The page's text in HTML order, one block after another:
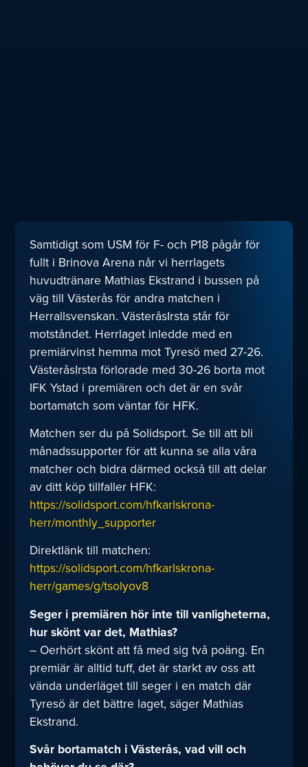
Samtidigt som USM för F- och P18 pågår för
fullt i Brinova Arena når vi herrlagets
huvudtränare Mathias Ekstrand i bussen på
väg till Västerås för andra matchen i
Herrallsvenskan. VästeråsIrsta står för
motståndet. Herrlaget inledde med en
premiärvinst hemma mot Tyresö med 27-26.
VästeråsIrsta förlorade med 30-26 borta mot
IFK Ystad i premiären och det är en svår
bortamatch som väntar för HFK.
Matchen ser du på Solidsport. Se till att bli
månadssupporter för att kunna se alla våra
matcher och bidra därmed också till att delar
av ditt köp tillfaller HFK:
https://solidsport.com/hfkarlskrona-
herr/monthly_supporter
Direktlänk till matchen:
https://solidsport.com/hfkarlskrona-
herr/games/g/tsolyov8
Seger i premiären hör inte till vanligheterna,
hur skönt var det, Mathias?
– Oerhört skönt att få med sig två poäng. En
premiär är alltid tuff, det är starkt av oss att
vända underläget till seger i en match där
Tyresö är det bättre laget, säger Mathias
Ekstrand.
Svår bortamatch i Västerås, vad vill och